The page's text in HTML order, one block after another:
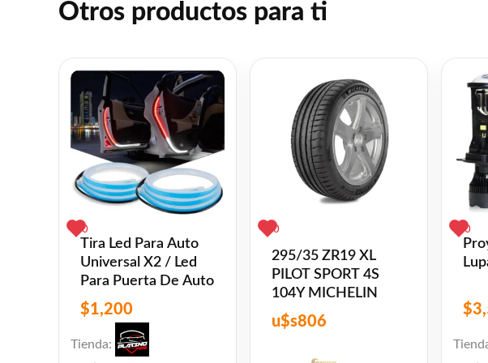
El angulo de inclinacion que activa la alerta depende de
Luego de terminar de usarlo se debera apagar para
Share Facebook
WhatsApp
Gmail
Email
Copy
Link
TwitterShare
❤ME GUSTA1
👍 1 persona recomienda este producto
Otros productos para ti
0
Tira Led Para Auto
Universal X2 / Led
Para Puerta De Auto
$1,200
Tienda:
0
295/35 ZR19 XL
PILOT SPORT 4S
104Y MICHELIN
u$s806
0
$